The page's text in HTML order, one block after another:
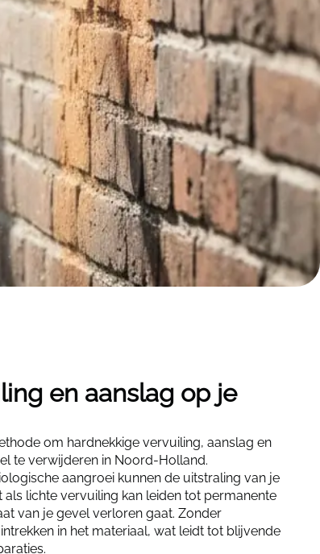
en aanslag op je
om hardnekkige vervuiling, aanslag en
te verwijderen in Noord-Holland.
aangroei kunnen de uitstraling van je
lichte vervuiling kan leiden tot permanente
van je gevel verloren gaat. Zonder
in het materiaal, wat leidt tot blijvende